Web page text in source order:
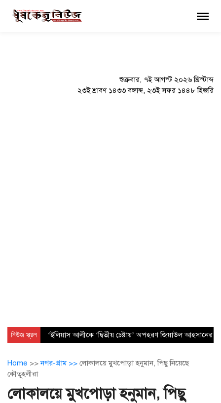
শুক্রবার, ৭ই আগস্ট ২০২৬ খ্রিস্টাব্দ
২৩ই শ্রাবণ ১৪৩৩ বঙ্গাব্দ, ২৩ই সফর ১৪৪৮ হিজরি
×
নিউজ স্ক্রল ‘ইলিয়াস আলীকে ‘দ্বিতীয় চেষ্টায়’ অপহরণ জিয়াউল আহসানের
Home >>নগর-গ্রাম >> লোকালয়ে মুুখপোড়া হনুমান, পিছু নিয়েছে
কৌতূহলীরা
লোকালয়ে মুুখপোড়া হনুমান, পিছু